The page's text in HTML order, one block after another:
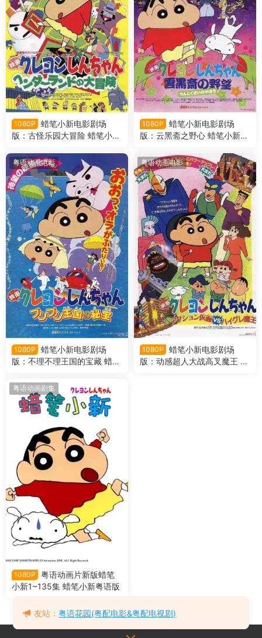
1080P
蜡笔小新电影剧场
版：古怪乐园大冒险 蜡笔小新
险粤语版
1080P
蜡笔小新电影剧场
版：云黑斋之野心 蜡笔小新电
语版
粤语动画电影
1080P
蜡笔小新电影剧场
版：不理不理王国的宝藏 蜡笔
王国的秘密宝藏粤语版
粤语动画电影
1080P
蜡笔小新电影剧场
版：动感超人大战高叉魔王 蜡
粤语动画剧集
1080P
粤语动画片新版蜡笔
小新1~135集 蜡笔小新粤语版
友站：粤语花园(粤配电影&粤配电视剧)